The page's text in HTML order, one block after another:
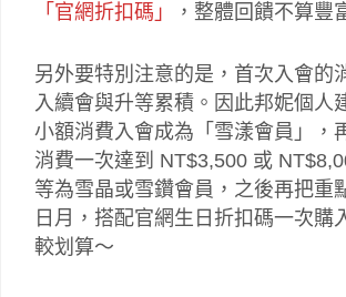
「官網折扣碼」
，整體回饋不算豐
另外要特別注意的是，首次入會的
入續會與升等累積。因此邦妮個人
小額消費入會成為「雪漾會員」，
消費一次達到 NT$3,500 或
等為雪晶或雪鑽會員，之後再把重
日月，搭配官網生日折扣碼一次購
較划算～